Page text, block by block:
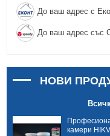
До ваш адрес с
До ваш адрес със
НОВИ
камери